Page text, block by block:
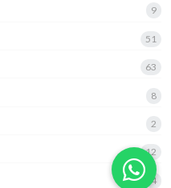
9
51
63
8
2
12
4